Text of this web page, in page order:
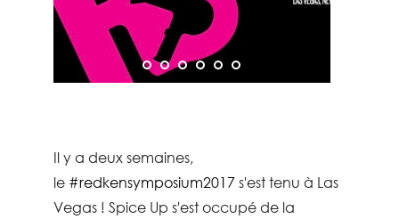
Il y a deux semaines,
le #redkensymposium2017s'est tenu à Las
Vegas ! Spice Up s'est occupé de la